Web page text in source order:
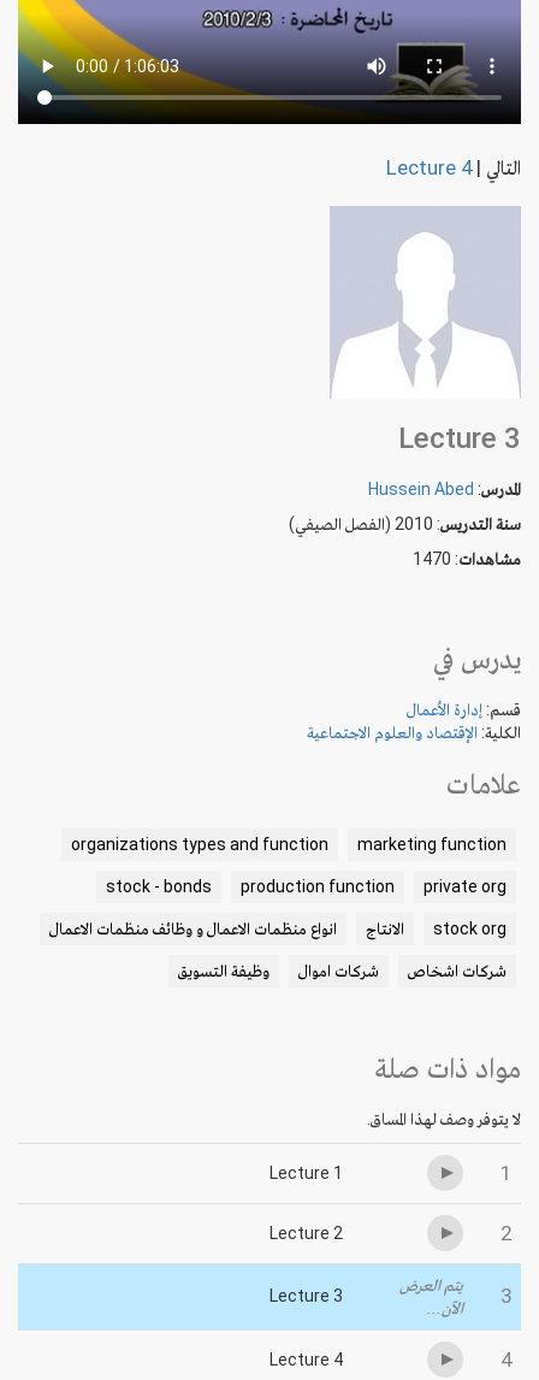
التالي |
Lecture 4
Lecture 3
المدرس:
Hussein Abed
سنة التدريس: 2010 (الفصل الصيفي)
مشاهدات: 1470
يدرس في
قسم: إدارة الأعمال
الكلية: الإقتصاد والعلوم الاجتماعية
علامات
marketing function
organizations types and function
private org
production function
stock - bonds
stock org الانتاج انواع منظمات الاعمال و وظائف منظمات الاعمال
شركات اشخاص شركات اموال وظيفة التسويق
مواد ذات صلة
لا يتوفر وصف لهذا المساق.
1
Lecture 1
2
Lecture 2
3
يتم العرض
الآن...
Lecture 3
4
Lecture 4